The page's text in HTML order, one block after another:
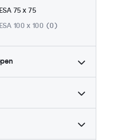
75 x 75
100 x 100
0
/ 5:4
0
0
gebruik (24/7)
0